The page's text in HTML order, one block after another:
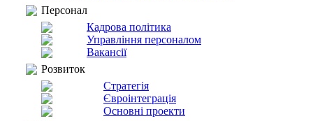
Персонал
Кадрова політика
Управління персоналом
Вакансії
Розвиток
Стратегія
Євроінтеграція
Основні проекти